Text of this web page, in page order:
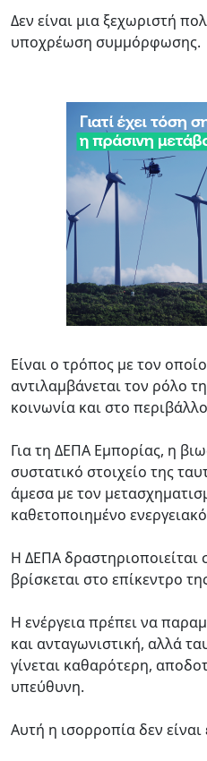
Δεν είναι μια ξεχωριστή
υποχρέωση συμμόρφωσης.
Είναι ο τρόπος με τον
αντιλαμβάνεται τον ρόλο
κοινωνία και στο
Για τη ΔΕΠΑ Εμπορίας, η
συστατικό στοιχείο της
άμεσα με τον
καθετοποιημένο
Η ΔΕΠΑ δραστηριοποιείται
βρίσκεται στο επίκεντρο
Η ενέργεια πρέπει να
και ανταγωνιστική, αλλά
γίνεται καθαρότερη,
υπεύθυνη.
Αυτή η ισορροπία δεν είναι